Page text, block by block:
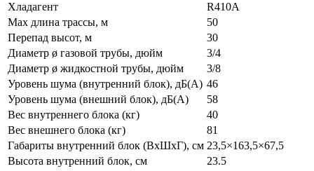
Хладагент
R410A
Max длина трассы, м
50
Перепад высот, м
30
Диаметр ø газовой трубы, дюйм
3/4
Диаметр ø жидкостной трубы, дюйм
3/8
Уровень шума (внутренний блок), дБ(А) 46
Уровень шума (внешний блок), дБ(А)
58
Вес внутреннего блока (кг)
40
Вес внешнего блока (кг)
81
Габариты внутренний блок (ВхШхГ), см 23,5×163,5×67,5
Высота внутренний блок, см
23.5